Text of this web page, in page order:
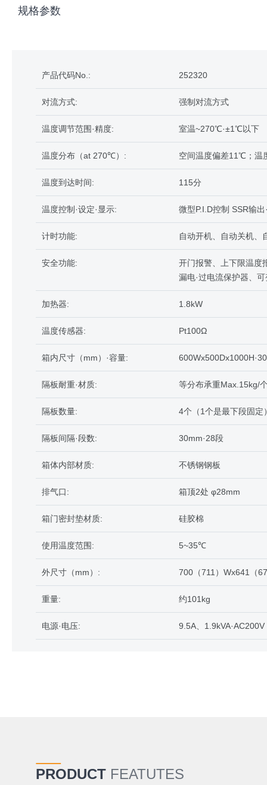
规格参数
产品代码No.: 252320
对流方式: 强制对流方式
温度调节范围·精度: 室温~270℃·±1℃以下
温度分布（at 270℃）: 空间温度偏差11℃；温
温度到达时间: 115分
温度控制·设定·显示: 微型P.I.D控制 SSR输
计时功能: 自动开机、自动关机、
安全功能:
开门报警、上下限温度
漏电·过电流保护器、
加热器: 1.8kW
温度传感器: Pt100Ω
箱内尺寸（mm）·容量:
隔板耐重·材质: 等分布承重Max.15kg/
隔板数量: 4个（1个是最下段固定
隔板间隔·段数: 30mm·28段
箱体内部材质: 不锈钢钢板
排气口: 箱顶2处 φ28mm
箱门密封垫材质: 硅胶棉
使用温度范围: 5~35℃
外尺寸（mm）: 700（711）Wx641（
重量: 约101kg
电源·电压: 9.5A、
PRODUCT FEATUTES